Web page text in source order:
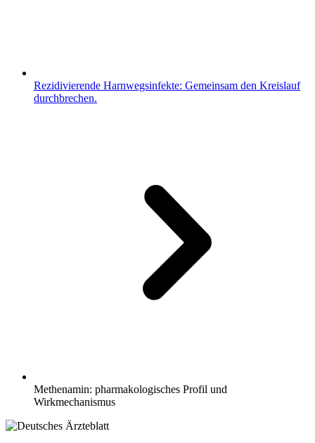
Rezidivierende Harnwegsinfekte: Gemeinsam den Kreislauf
durchbrechen.
Methenamin: pharmakologisches Profil und
Wirkmechanismus